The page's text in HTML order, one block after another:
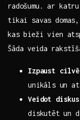
radošumu. ar
tikai savas
kas bieži‌ vien
Šāda veida
Izpaust
unikāls⁤ un
Veidot
diskutēt ⁤un